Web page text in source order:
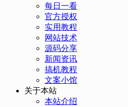
每日一看
官方授权
实用教程
网站技术
源码分享
新闻资讯
搞机教程
文案小馆
关于本站
本站介绍